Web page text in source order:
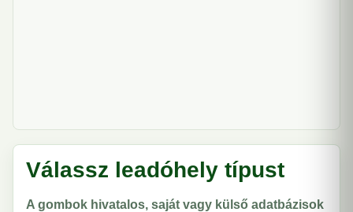
Válassz leadóhely típust
A gombok hivatalos, saját vagy külső adatbázisok